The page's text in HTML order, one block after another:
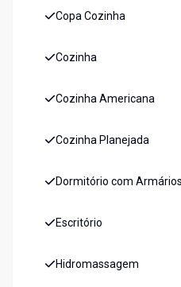
Copa Cozinha
Cozinha
Cozinha Americana
Cozinha Planejada
Dormitório com Armários
Escritório
Hidromassagem